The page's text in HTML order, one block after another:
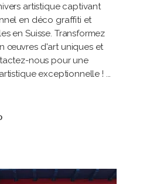
artistique captivant
en déco graffiti et
en Suisse. Transformez
œuvres d'art uniques et
nous pour une
exceptionnelle !